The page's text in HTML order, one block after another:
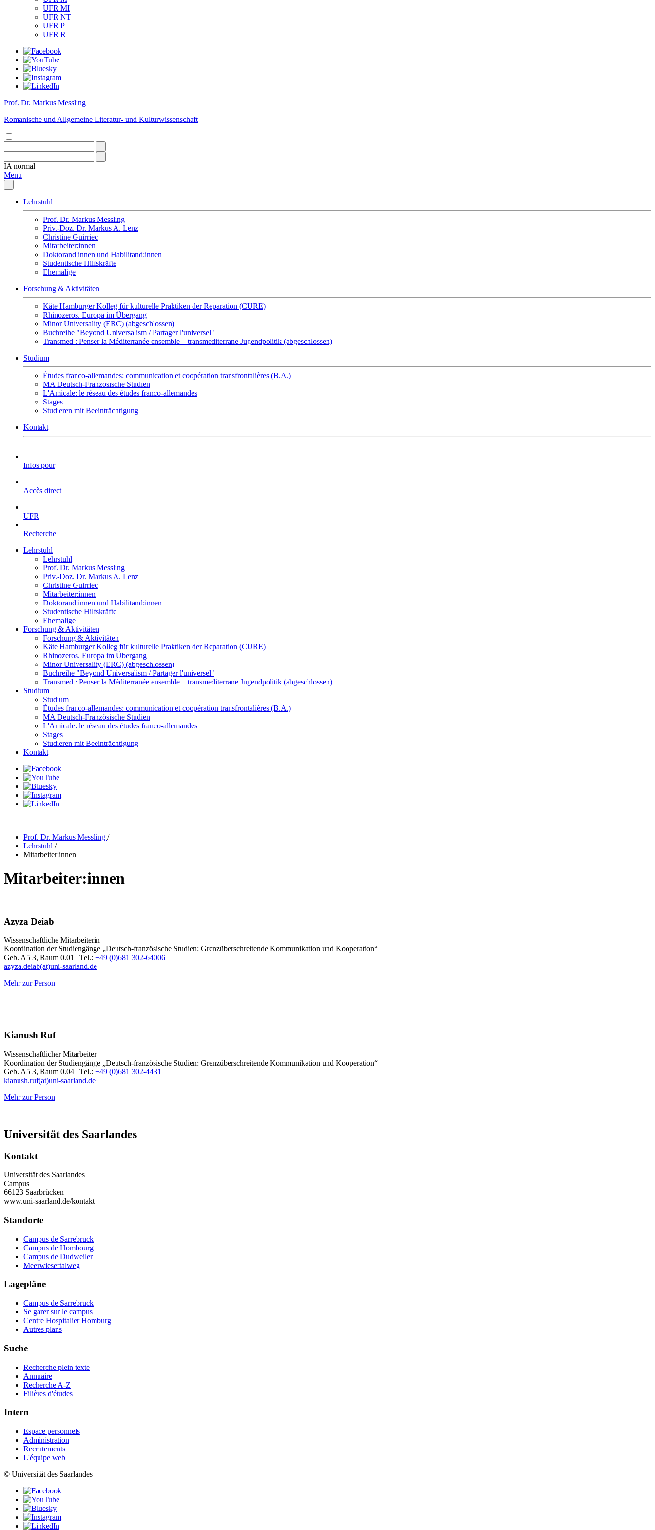
UFR MI
UFR NT
UFR P
UFR R
Prof. Dr. Markus Messling
Romanische und Allgemeine Literatur- und Kulturwissenschaft
IA normal
Menu
Lehrstuhl
Prof. Dr. Markus Messling
Priv.-Doz. Dr. Markus A. Lenz
Christine Guirriec
Mitarbeiter:innen
Doktorand:innen und Habilitand:innen
Studentische Hilfskräfte
Ehemalige
Forschung & Aktivitäten
Käte Hamburger Kolleg für kulturelle Praktiken der Reparation (CURE)
Rhinozeros. Europa im Übergang
Minor Universality (ERC) (abgeschlossen)
Buchreihe "Beyond Universalism / Partager l'universel"
Transmed : Penser la Méditerranée ensemble – transmediterrane Jugendpolitik (abgeschlossen)
Studium
Études franco-allemandes: communication et coopération transfrontalières (B.A.)
MA Deutsch-Französische Studien
L'Amicale: le réseau des études franco-allemandes
Stages
Studieren mit Beeinträchtigung
Kontakt
Infos pour
Accès direct
UFR
Recherche
Lehrstuhl
Lehrstuhl
Prof. Dr. Markus Messling
Priv.-Doz. Dr. Markus A. Lenz
Christine Guirriec
Mitarbeiter:innen
Doktorand:innen und Habilitand:innen
Studentische Hilfskräfte
Ehemalige
Forschung & Aktivitäten
Forschung & Aktivitäten
Käte Hamburger Kolleg für kulturelle Praktiken der Reparation (CURE)
Rhinozeros. Europa im Übergang
Minor Universality (ERC) (abgeschlossen)
Buchreihe "Beyond Universalism / Partager l'universel"
Transmed : Penser la Méditerranée ensemble – transmediterrane Jugendpolitik (abgeschlossen)
Studium
Studium
Études franco-allemandes: communication et coopération transfrontalières (B.A.)
MA Deutsch-Französische Studien
L'Amicale: le réseau des études franco-allemandes
Stages
Studieren mit Beeinträchtigung
Kontakt
Prof. Dr. Markus Messling /
Lehrstuhl /
Mitarbeiter:innen
Mitarbeiter:innen
Azyza Deiab
Wissenschaftliche Mitarbeiterin
Koordination der Studiengänge „Deutsch-französische Studien: Grenzüberschreitende Kommunikation und Kooperation“
Geb. A5 3, Raum 0.01 | Tel.: +49 (0)681 302-64006
azyza.deiab(at)uni-saarland.de
Mehr zur Person
Kianush Ruf
Wissenschaftlicher Mitarbeiter
Koordination der Studiengänge „Deutsch-französische Studien: Grenzüberschreitende Kommunikation und Kooperation“
Geb. A5 3, Raum 0.04 | Tel.: +49 (0)681 302-4431
kianush.ruf(at)uni-saarland.de
Mehr zur Person
Universität des Saarlandes
Kontakt
Universität des Saarlandes
Campus
66123 Saarbrücken
www.uni-saarland.de/kontakt
Standorte
Campus de Sarrebruck
Campus de Hombourg
Campus de Dudweiler
Meerwiesertalweg
Lagepläne
Campus de Sarrebruck
Se garer sur le campus
Centre Hospitalier Homburg
Autres plans
Suche
Recherche plein texte
Annuaire
Recherche A-Z
Filières d'études
Intern
Espace personnels
Administration
Recrutements
L'équipe web
© Universität des Saarlandes